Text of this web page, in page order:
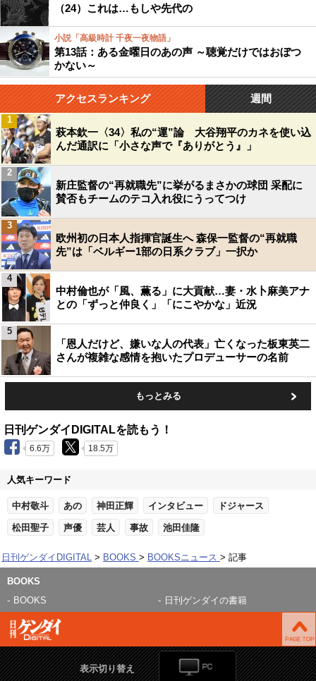
（24）これは…もしや先代の
小説「高級時計 千夜一夜物語」
第13話：ある金曜日のあの声 ～聴覚だけではおぼつ
かない～
アクセスランキング 週間
萩本欽一〈34〉私の“運”論 大谷翔平のカネを使い込
んだ通訳に「小さな声で『ありがとう』」
1
新庄監督の“再就職先”に挙がるまさかの球団 采配に
賛否もチームのテコ入れ役にうってつけ
2
欧州初の日本人指揮官誕生へ 森保一監督の“再就職
先”は「ベルギー1部の日系クラブ」一択か
3
中村倫也が「風、薫る」に大貢献…妻・水卜麻美アナ
との「ずっと仲良く」「にこやかな」近況
4
「恩人だけど、嫌いな人の代表」亡くなった板東英二
さんが複雑な感情を抱いたプロデューサーの名前
5
もっとみる
日刊ゲンダイDIGITALを読もう！
6.6万 18.5万
人気キーワード
中村敬斗 あの 神田正輝 インタビュー ドジャース
松田聖子 声優 芸人 事故 池田佳隆
日刊ゲンダイDIGITAL BOOKS BOOKSニュース 記事
BOOKS
BOOKS
日刊ゲンダイの書籍
表示切り替え